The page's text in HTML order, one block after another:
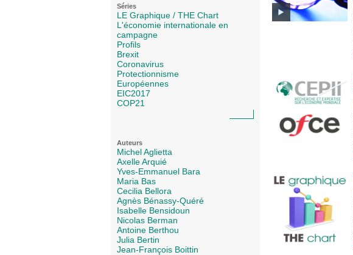
Séries
LE Graphique / THE Chart
L'économie internationale en
campagne
Profils
Brexit
Coronavirus
Protectionnisme
Européennes
EIC2017
COP21
Auteurs
Michel Aglietta
Axelle Arquié
Yves-Emmanuel Bara
Maria Bas
Cecilia Bellora
Agnès Bénassy-Quéré
Isabelle Bensidoun
Nicolas Berman
Antoine Berthou
Julia Bertin
Jean-François Boittin